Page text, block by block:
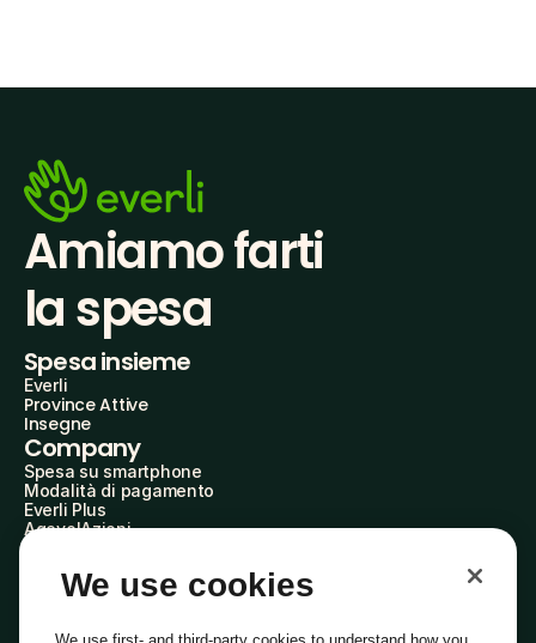
Amiamo farti
la spesa
Spesa insieme
Everli
Province Attive
Insegne
Company
Spesa su smartphone
Modalità di pagamento
Everli Plus
AgevolAzioni
Everli Shoppers
Scopri chi siamo
We use cookies